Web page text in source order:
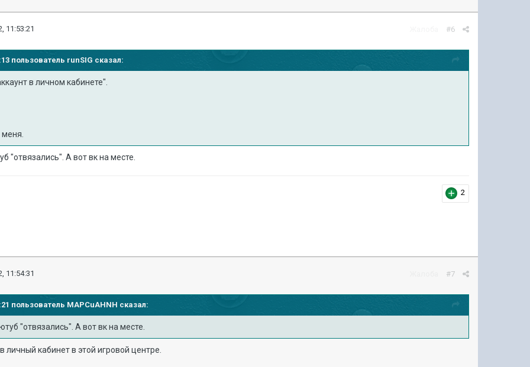
#6
11:53:21
пользователь runSIG сказал:
в личном кабинете".
"отвязались". А вот вк на месте.
2
#7
11:54:31
пользователь MAPCuAHNH сказал:
"отвязались". А вот вк на месте.
личный кабинет в этой игровой центре.